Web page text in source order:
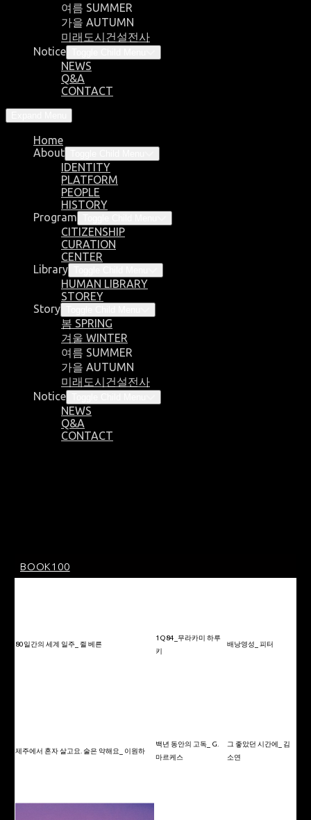
여름 SUMMER
가을 AUTUMN
미래도시건설전사
Notice
NEWS
Q&A
CONTACT
Home
About
IDENTITY
PLATFORM
PEOPLE
HISTORY
Program
CITIZENSHIP
CURATION
CENTER
Library
HUMAN LIBRARY
STOREY
Story
봄 SPRING
겨울 WINTER
여름 SUMMER
가을 AUTUMN
미래도시건설전사
Notice
NEWS
Q&A
CONTACT
BOOK100
80일간의 세계 일주_ 쥘 베른
1Q84_무라카미 하루
키
배낭영성_ 피터
제주에서 혼자 살고요. 술은 약해요_ 이원하
백년 동안의 고독_ G.
마르케스
그 좋았던 시간에_ 김
소연